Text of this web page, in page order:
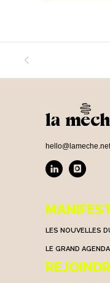
hello@lameche.net
LES NOUVELLES
LE GRAND AGENDA